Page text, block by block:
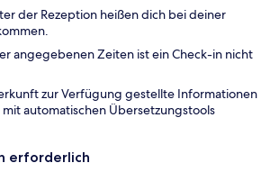
der Rezeption heißen dich bei deiner
angegebenen Zeiten ist ein Check-in nicht
zur Verfügung gestellte Informationen
automatischen Übersetzungstools
erforderlich